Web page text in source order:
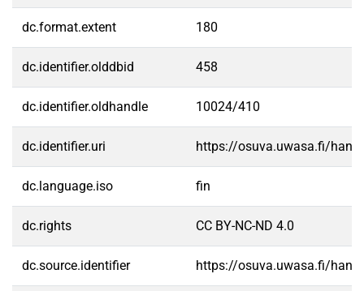
dc.format.extent 180
dc.identifier.olddbid 458
dc.identifier.oldhandle 10024/410
dc.identifier.uri https://osuva.uwasa.fi/
dc.language.iso fin
dc.rights CC BY-NC-ND 4.0
dc.source.identifier https://osuva.uwasa.fi/